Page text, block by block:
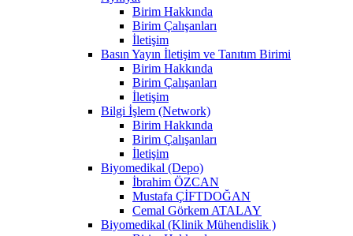
Birim Hakkında
Birim Çalışanları
İletişim
Basın Yayın İletişim ve Tanıtım Birimi
Birim Hakkında
Birim Çalışanları
İletişim
Bilgi İşlem (Network)
Birim Hakkında
Birim Çalışanları
İletişim
Biyomedikal (Depo)
İbrahim ÖZCAN
Mustafa ÇİFTDOĞAN
Cemal Görkem ATALAY
Biyomedikal (Klinik Mühendislik )